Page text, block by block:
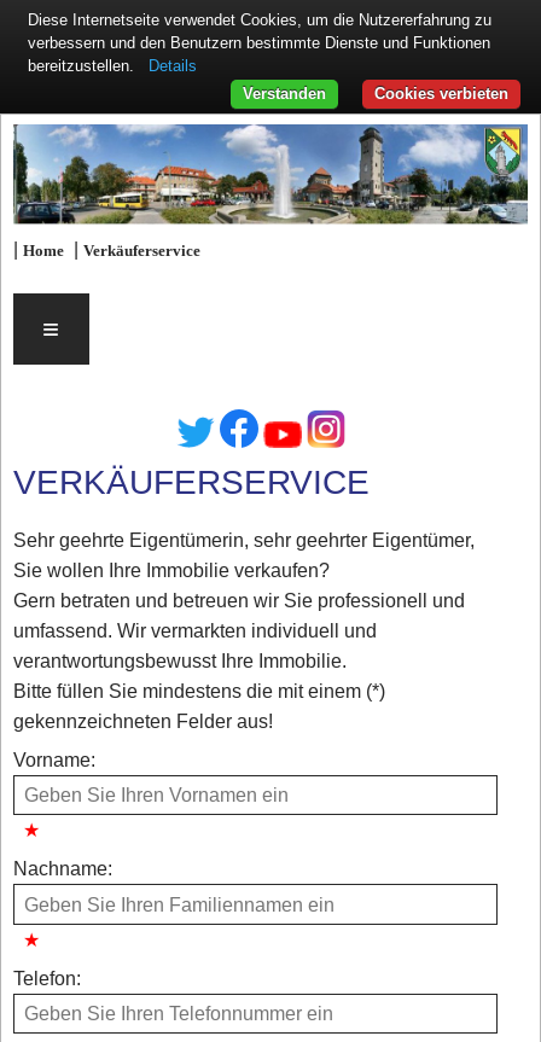
|Home |Verkäuferservice
≡
VERKÄUFERSERVICE
Sehr geehrte Eigentümerin, sehr geehrter Eigentümer,
Sie wollen Ihre Immobilie verkaufen?
Gern betraten und betreuen wir Sie professionell und
umfassend. Wir vermarkten individuell und
verantwortungsbewusst Ihre Immobilie.
Bitte füllen Sie mindestens die mit einem (*)
gekennzeichneten Felder aus!
Vorname:
Nachname:
Telefon:
Diese Internetseite verwendet Cookies, um die Nutzererfahrung zu
verbessern und den Benutzern bestimmte Dienste und Funktionen
bereitzustellen.
Details
Cookies verbieten
Verstanden